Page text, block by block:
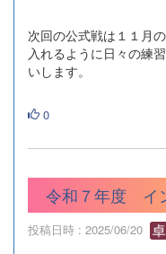
次回の公式戦は１１月
入れるように日々の練
いします。
0
令和７年度 イ
投稿日時 : 2025/06/20